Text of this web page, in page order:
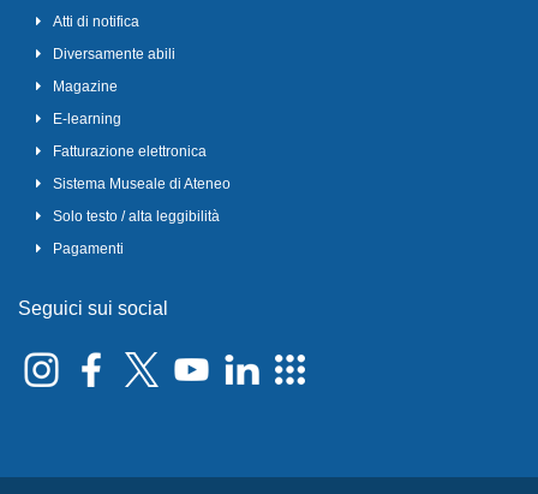
Atti di notifica
Diversamente abili
Magazine
E-learning
Fatturazione elettronica
Sistema Museale di Ateneo
Solo testo / alta leggibilità
Pagamenti
Seguici sui social